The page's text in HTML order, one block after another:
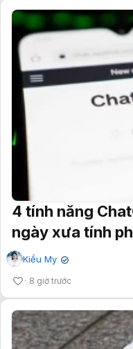
4 tính năng
ngày xưa tính
Kiều My ✔
8 giờ trước